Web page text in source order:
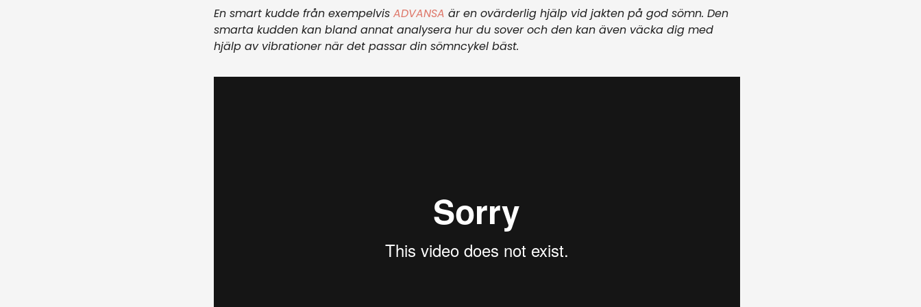
En smart kudde från exempelvis ADVANSA är en ovärderlig hjälp vid jakten på god sömn. Den
smarta kudden kan bland annat analysera hur du sover och den kan även väcka dig med
hjälp av vibrationer när det passar din sömncykel bäst.